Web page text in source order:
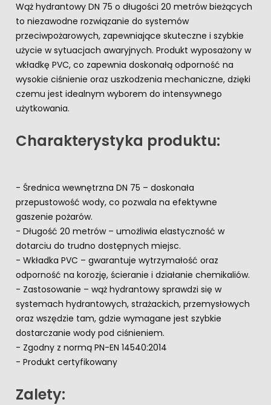
Wąż hydrantowy DN 75 o długości 20 metrów bieżących
to niezawodne rozwiązanie do systemów
przeciwpożarowych, zapewniające skuteczne i szybkie
użycie w sytuacjach awaryjnych. Produkt wyposażony w
wkładkę PVC, co zapewnia doskonałą odporność na
wysokie ciśnienie oraz uszkodzenia mechaniczne, dzięki
czemu jest idealnym wyborem do intensywnego
użytkowania.
Charakterystyka produktu:
- Średnica wewnętrzna DN 75 – doskonała
przepustowość wody, co pozwala na efektywne
gaszenie pożarów.
- Długość 20 metrów – umożliwia elastyczność w
dotarciu do trudno dostępnych miejsc.
- Wkładka PVC – gwarantuje wytrzymałość oraz
odporność na korozję, ścieranie i działanie chemikaliów.
- Zastosowanie – wąż hydrantowy sprawdzi się w
systemach hydrantowych, strażackich, przemysłowych
oraz wszędzie tam, gdzie wymagane jest szybkie
dostarczanie wody pod ciśnieniem.
- Zgodny z normą PN-EN 14540:2014
- Produkt certyfikowany
Zalety: